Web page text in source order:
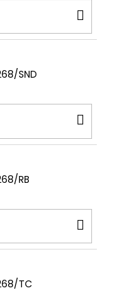
SND
RB
TC